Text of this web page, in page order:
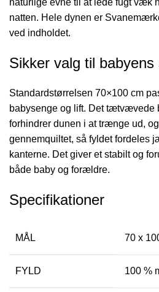
natten. Hele dynen er
ved indholdet.
Sikker valg til babyens
Standardstørrelsen 70×100 cm
babysenge og lift. Det tætvævede
forhindrer dunen i at trænge ud,
gennemquiltet, så fyldet fordeles
kanterne. Det giver et stabilt og
både baby og forældre.
Specifikationer
MÅL 70 x
FYLD 100 %